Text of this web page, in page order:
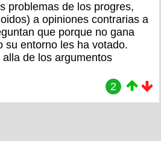
problemas de los progres,
a opiniones contrarias a
que porque no gana
su entorno les ha votado.
de los argumentos
2